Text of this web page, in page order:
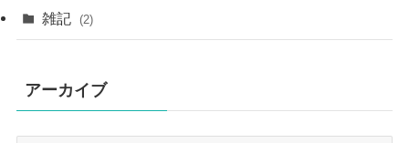
雑記 (2)
アーカイブ